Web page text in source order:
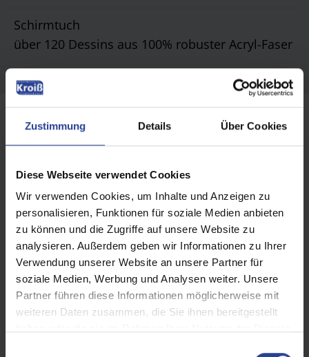
Zustimmung Details Über Cookies
Diese Webseite verwendet Cookies
Wir verwenden Cookies, um Inhalte und Anzeigen zu
personalisieren, Funktionen für soziale Medien anbieten
zu können und die Zugriffe auf unsere Website zu
analysieren. Außerdem geben wir Informationen zu Ihrer
Verwendung unserer Website an unsere Partner für
soziale Medien, Werbung und Analysen weiter. Unsere
Partner führen diese Informationen möglicherweise mit
weiteren Daten zusammen, die Sie ihnen bereitgestellt
Schirmtuch
über 120 Dessins aus 100% robuster Acryl-Faser